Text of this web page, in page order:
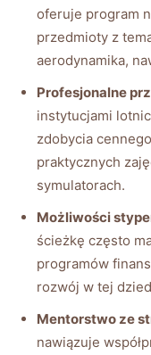
oferuje program
przedmioty z
aerodynamika,
Profesjonalne
instytucjami
zdobycia
praktycznych
symulatorach.
Możliwości
ścieżkę często
programów
rozwój w tej
Mentorstwo ze
nawiązuje